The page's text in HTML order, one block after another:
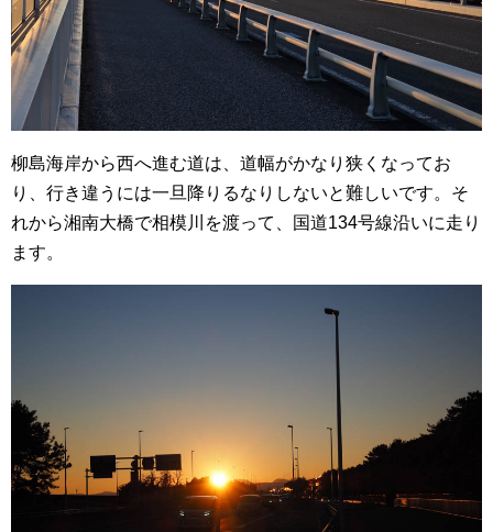
柳島海岸から西へ進む道は、道幅がかなり狭くなってお
り、行き違うには一旦降りるなりしないと難しいです。そ
れから湘南大橋で相模川を渡って、国道134号線沿いに走り
ます。